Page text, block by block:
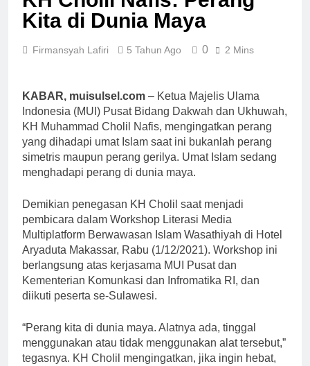
Sains
MUI Sulsel dan LPH
Madani Indonesia
Tetapkan Empat
Pelaku Usaha Halal
Sinergi MUI Sulsel dan
Sidang Fatwa Tetapkan
Kehalalan 7 Pelaku
Usaha
Label Halal Belum
Ada, Bolehkah Dibeli?
MUI Sulsel Jelaskan
Batas Kaidah Darurat
1 Minggu Ago
Panitia Musda IX MUI
Sulsel Bangun Sinergi
dengan PT Semen
Tonasa
1 Minggu Ago
SUMUR ZAMZAM,
NISCAYA KAMU AKAN
TERKENAL (Ketika
Sensasi Menjadi Jalan
Pintas Menuju
Popularitas)
1 Minggu Ago
Musda MUI Sulsel
Bangun Kolaborasi
dengan UNM,
Pencerahan Kalbu
Mahasiswa Jadi
1 Minggu Ago
Kita di Dunia Maya
Firmansyah Lafiri 5 Tahun Ago 0 2 Mins
KABAR, muisulsel.com – Ketua Majelis Ulama
Indonesia (MUI) Pusat Bidang Dakwah dan Ukhuwah,
KH Muhammad Cholil Nafis, mengingatkan perang
yang dihadapi umat Islam saat ini bukanlah perang
simetris maupun perang gerilya. Umat Islam sedang
menghadapi perang di dunia maya.
Demikian penegasan KH Cholil saat menjadi
pembicara dalam Workshop Literasi Media
Multiplatform Berwawasan Islam Wasathiyah di Hotel
Aryaduta Makassar, Rabu (1/12/2021). Workshop ini
berlangsung atas kerjasama MUI Pusat dan
Kementerian Komunkasi dan Infromatika RI, dan
diikuti peserta se-Sulawesi.
“Perang kita di dunia maya. Alatnya ada, tinggal
menggunakan atau tidak menggunakan alat tersebut,”
tegasnya. KH Cholil mengingatkan, jika ingin hebat,